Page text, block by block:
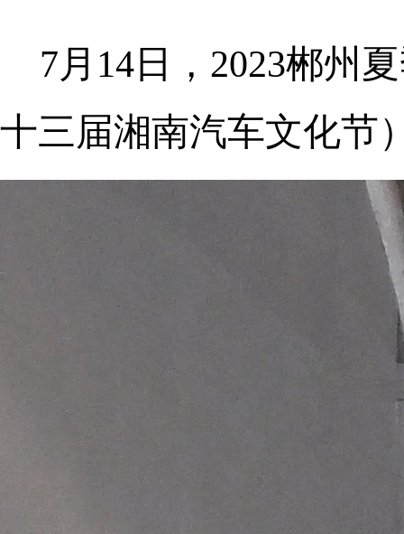
7月14日，2023郴州
十三届湘南汽车文化节